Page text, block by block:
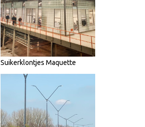
Suikerklontjes Maquette